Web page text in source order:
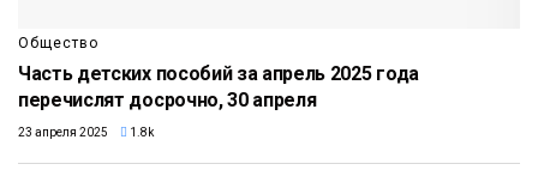
Общество
Часть детских пособий за апрель 2025 года
перечислят досрочно, 30 апреля
23 апреля 2025 1.8k